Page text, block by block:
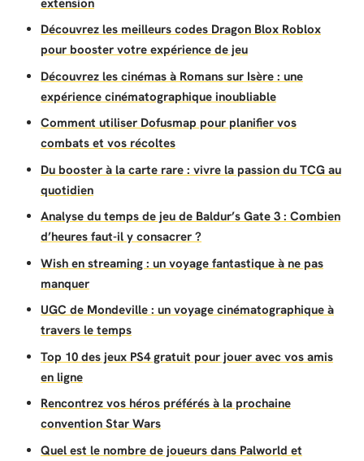
Découvrez les meilleurs codes Dragon Blox Roblox
pour booster votre expérience de jeu
Découvrez les cinémas à Romans sur Isère : une
expérience cinématographique inoubliable
Comment utiliser Dofusmap pour planifier vos
combats et vos récoltes
Du booster à la carte rare : vivre la passion du TCG au
quotidien
Analyse du temps de jeu de Baldur’s Gate 3 : Combien
d’heures faut-il y consacrer ?
Wish en streaming : un voyage fantastique à ne pas
manquer
UGC de Mondeville : un voyage cinématographique à
travers le temps
Top 10 des jeux PS4 gratuit pour jouer avec vos amis
en ligne
Rencontrez vos héros préférés à la prochaine
convention Star Wars
Quel est le nombre de joueurs dans Palworld et